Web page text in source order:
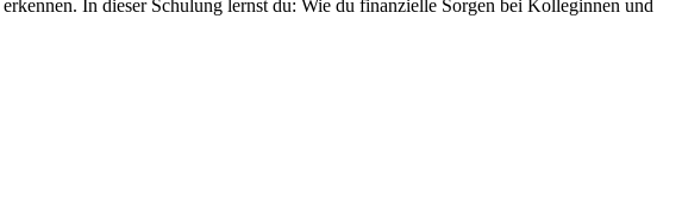
In dieser Schulung lernst du: Wie du finanzielle Sorgen bei Kolleginnen und